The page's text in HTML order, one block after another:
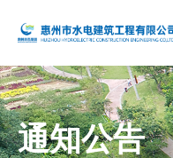
通知公告